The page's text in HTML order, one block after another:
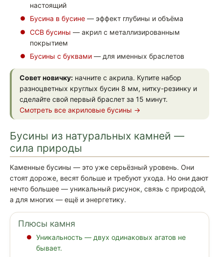
настоящий
Бусина в бусине — эффект глубины и объёма
CCB бусины — акрил с металлизированным
покрытием
Бусины с буквами — для именных браслетов
Совет новичку: начните с акрила. Купите набор
разноцветных круглых бусин 8 мм, нитку-резинку и
сделайте свой первый браслет за 15 минут.
Смотреть все акриловые бусины →
Бусины из натуральных камней —
сила природы
Каменные бусины — это уже серьёзный уровень. Они
стоят дороже, весят больше и требуют ухода. Но они дают
нечто большее — уникальный рисунок, связь с природой,
а для многих — ещё и энергетику.
Плюсы камня
Уникальность — двух одинаковых агатов не
бывает.